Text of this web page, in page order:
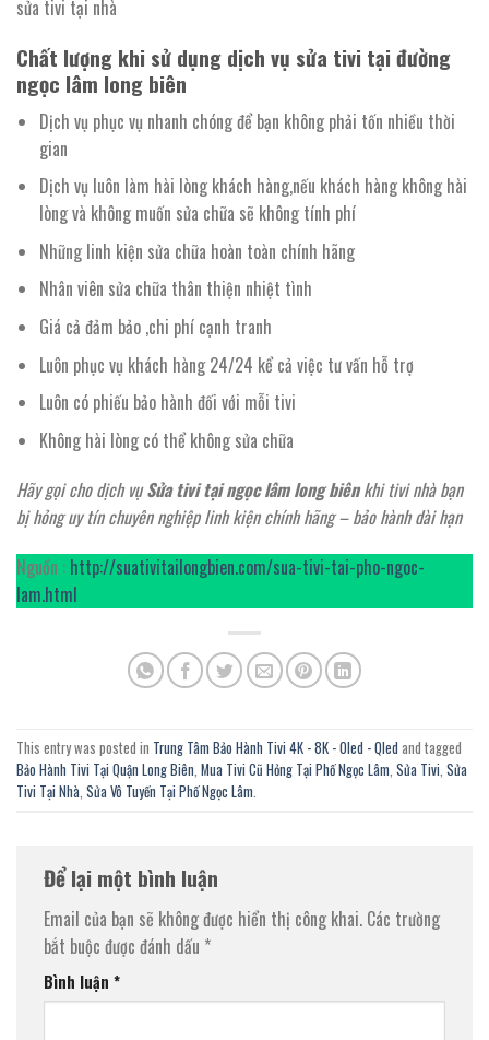
sửa tivi tại nhà
Chất lượng khi sử dụng dịch vụ sửa tivi tại đường
ngọc lâm long biên
Dịch vụ phục vụ nhanh chóng để bạn không phải tốn nhiều thời
gian
Dịch vụ luôn làm hài lòng khách hàng,nếu khách hàng không hài
lòng và không muốn sửa chữa sẽ không tính phí
Những linh kiện sửa chữa hoàn toàn chính hãng
Nhân viên sửa chữa thân thiện nhiệt tình
Giá cả đảm bảo ,chi phí cạnh tranh
Luôn phục vụ khách hàng 24/24 kể cả việc tư vấn hỗ trợ
Luôn có phiếu bảo hành đối với mỗi tivi
Không hài lòng có thể không sửa chữa
Hãy gọi cho dịch vụSửa tivi tại ngọc lâm long biênkhi tivi nhà bạn
bị hỏng uy tín chuyên nghiệp linh kiện chính hãng – bảo hành dài hạn
Nguồn : http://suativitailongbien.com/sua-tivi-tai-pho-ngoc-
lam.html
This entry was posted in Trung Tâm Bảo Hành Tivi 4K - 8K - Oled - Qled and tagged
Bảo Hành Tivi Tại Quận Long Biên Mua Tivi Cũ Hỏng Tại Phố Ngọc Lâm Sửa Tivi Sửa
Tivi Tại Nhà Sửa Vô Tuyến Tại Phố Ngọc Lâm
Để lại một bình luận
Email của bạn sẽ không được hiển thị công khai. Các trường
bắt buộc được đánh dấu *
Bình luận *